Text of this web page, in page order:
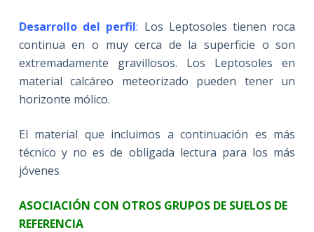
Desarrollo del perfil: Los Leptosoles tienen roca
continua en o muy cerca de la superficie o son
extremadamente gravillosos. Los Leptosoles en
material calcáreo meteorizado pueden tener un
horizonte mólico.
El material que incluimos a continuación es más
técnico y no es de obligada lectura para los más
jóvenes
ASOCIACIÓN CON OTROS GRUPOS DE SUELOS DE
REFERENCIA